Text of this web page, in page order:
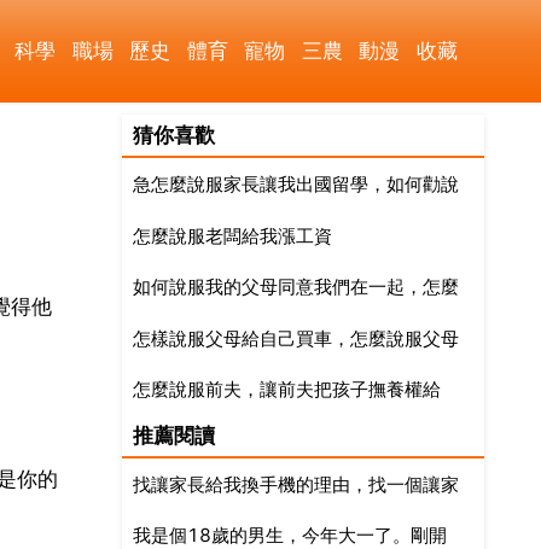
科學 職場 歷史 體育 寵物 三農 動漫 收藏
得他
你的
猜你喜歡
急怎麼說服家長讓我出國留學，如何勸說
父母讓我出國留學
怎麼說服老闆給我漲工資
如何說服我的父母同意我們在一起，怎麼
說服父母同意我們在一起
怎樣說服父母給自己買車，怎麼說服父母
給我買車
怎麼說服前夫，讓前夫把孩子撫養權給
我，孩子還跟著前夫生活
推薦閱讀
找讓家長給我換手機的理由，找一個讓家
長給我換手機的理由
我是個18歲的男生，今年大一了。剛開